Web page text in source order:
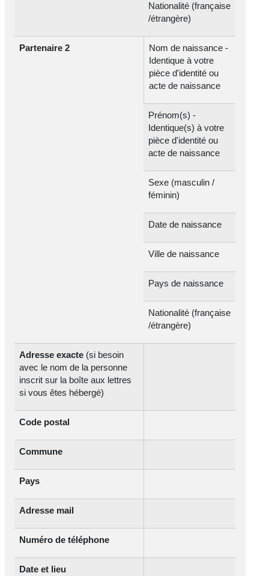
Nationalité (française
/étrangère)
Partenaire 2
Nom de naissance -
Identique à votre
pièce d'identité ou
acte de naissance
Prénom(s) -
Identique(s) à votre
pièce d'identité ou
acte de naissance
Sexe (masculin /
féminin)
Date de naissance
Ville de naissance
Pays de naissance
Nationalité (française
/étrangère)
Adresse exacte (si besoin
avec le nom de la personne
inscrit sur la boîte aux lettres
si vous êtes hébergé)
Code postal
Commune
Pays
Adresse mail
Numéro de téléphone
Date et lieu